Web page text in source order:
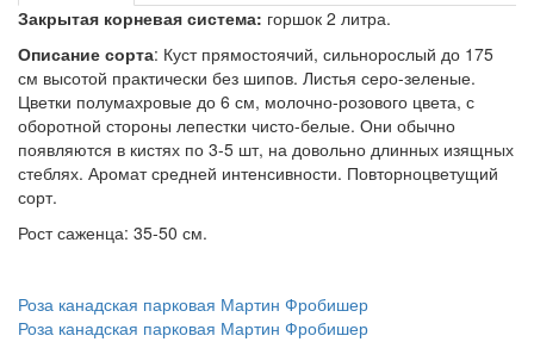
Закрытая корневая система: горшок 2 литра.
Описание сорта: Куст прямостоячий, сильнорослый до 175
см высотой практически без шипов. Листья серо-зеленые.
Цветки полумахровые до 6 см, молочно-розового цвета, с
оборотной стороны лепестки чисто-белые. Они обычно
появляются в кистях по 3-5 шт, на довольно длинных изящных
стеблях. Аромат средней интенсивности. Повторноцветущий
сорт.
Рост саженца: 35-50 см.
Роза канадская парковая Мартин Фробишер
Роза канадская парковая Мартин Фробишер